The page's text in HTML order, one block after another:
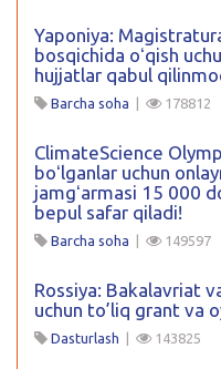
Yaponiya:
bosqichida oʻqish
hujjatlar qabul
Barcha soha 178812
ClimateScience
boʻlganlar uchun
jamgʻarmasi 15 000
bepul safar qiladi!
Barcha soha 149597
Rossiya: Bakalavriat
uchun to’liq grant va
Dasturlash 143825